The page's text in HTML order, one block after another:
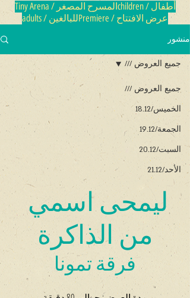
أطفال / children
المسرح المصغر / Tiny Arena
عرض الافتتاح / Premiere
للبالغين / adults
منشور
جميع العروض ///
الخميس/18.12
الجمعة/19.12
السبت/20.12
الأحد/21.12
جميع العروض ///
ليمحى اسمي
من الذاكرة
فرقة تمونا